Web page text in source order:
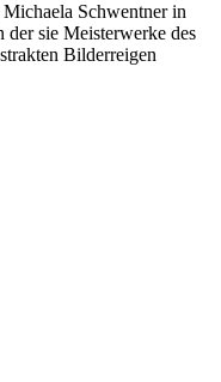
Schwentner in
sie Meisterwerke des
Bilderreigen